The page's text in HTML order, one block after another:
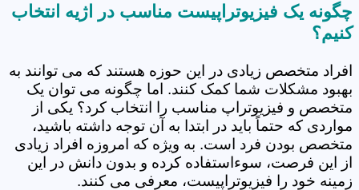
چگونه یک فیزیوتراپیست مناسب در اژیه انتخاب
کنیم؟
افراد متخصص زیادی در این حوزه هستند که می توانند به
بهبود مشکلات شما کمک کنند. اما چگونه می توان یک
متخصص و فیزیوتراپ مناسب را انتخاب کرد؟ یکی از
مواردی که حتماً باید در ابتدا به آن توجه داشته باشید،
متخصص بودن فرد است. به ویژه که امروزه افراد زیادی
از این فرصت، سوءاستفاده کرده و بدون دانش در این
زمینه خود را فیزیوتراپیست، معرفی می کنند.